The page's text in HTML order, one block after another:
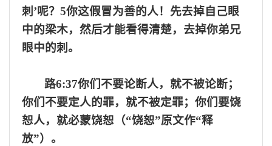
刺’呢？5你这假冒为善的人！先去掉自己眼
中的梁木，然后才能看得清楚，去掉你弟兄
眼中的刺。
路6:37你们不要论断人，就不被论断；
你们不要定人的罪，就不被定罪；你们要饶
恕人，就必蒙饶恕（“饶恕”原文作“释
放”）。